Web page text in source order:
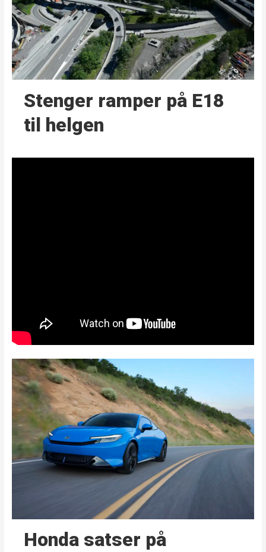
Stenger ramper på E18
til helgen
Honda satser på